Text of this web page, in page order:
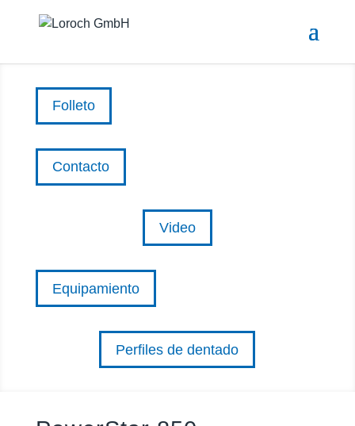
Folleto
Contacto
Video
Equipamiento
Perfiles de dentado